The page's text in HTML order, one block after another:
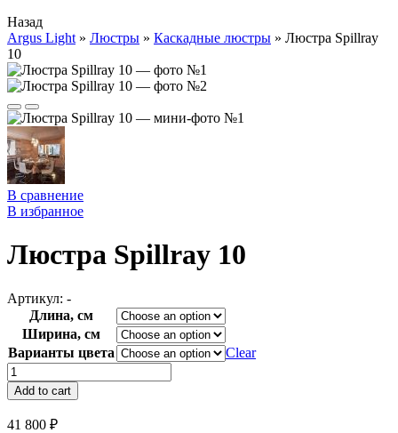
Назад
Argus Light » Люстры » Каскадные люстры » Люстра Spillray
10
В сравнение
В избранное
Люстра Spillray 10
Артикул: -
Длина, см
Ширина, см
Варианты цвета
Clear
Люстра
Spillray
10
quantity
Add to cart
41 800 ₽